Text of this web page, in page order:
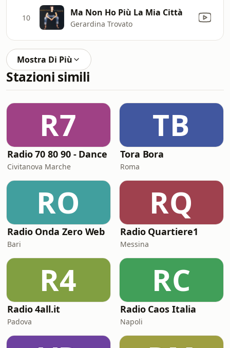
10 Ma Non Ho Più La Mia Città
Gerardina Trovato
Mostra Di Più
Stazioni simili
R7
Radio 70 80 90 - Dance
Civitanova Marche
TB
Tora Bora
Roma
RO
Radio Onda Zero Web
Bari
RQ
Radio Quartiere1
Messina
R4
Radio 4all.it
Padova
RC
Radio Caos Italia
Napoli